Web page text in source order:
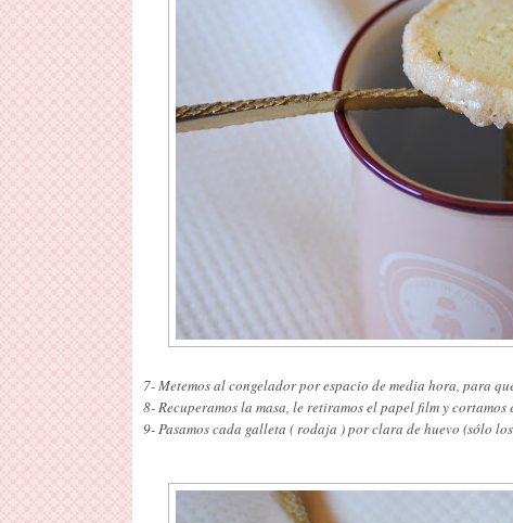
7- Metemos al congelador por espacio de media hora, para
8- Recuperamos la masa, le retiramos el papel film y
9- Pasamos cada galleta ( rodaja ) por clara de huevo (sólo